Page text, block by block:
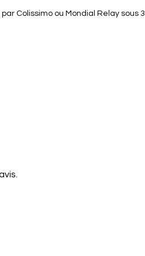
Colissimo ou Mondial Relay sous 3